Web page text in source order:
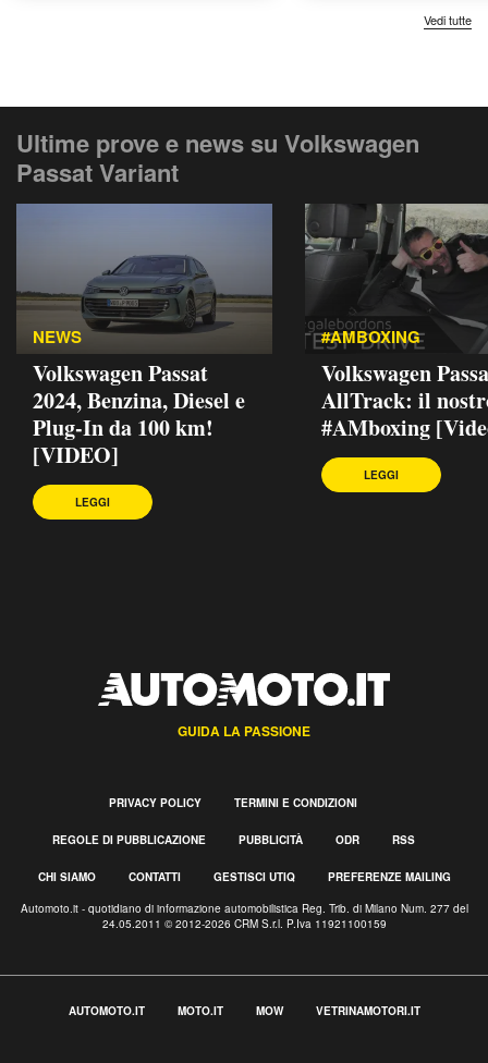
Vedi tutte
Ultime prove e news su Volkswagen
Passat Variant
NEWS
Volkswagen Passat
2024, Benzina, Diesel e
Plug-In da 100 km!
[VIDEO]
LEGGI
#AMBOXING
Volkswagen
AllTrack: il
#AMboxing
LEGGI
GUIDA LA PASSIONE
PRIVACY POLICY TERMINI E CONDIZIONI
REGOLE DI PUBBLICAZIONE PUBBLICITÀ ODR RSS
CHI SIAMO CONTATTI GESTISCI UTIQ PREFERENZE MAILING
Automoto.it - quotidiano di informazione automobilistica Reg. Trib. di Milano Num. 277 del
24.05.2011 © 2012-2026 CRM S.r.l. P.Iva 11921100159
AUTOMOTO.IT MOTO.IT MOW VETRINAMOTORI.IT